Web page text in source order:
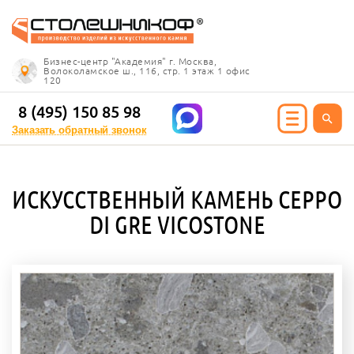
Бизнес-центр "Академия" г. Москва,
Волоколамское ш., 116, стр. 1 этаж 1 офис
120
8 (495) 150 85 98
Заказать обратный звонок
Info@stoleshnikof.ru
8 (495) 150 85 98
Заказать обратный
столешницы
под дерево
под мрамор
ИСКУССТВЕННЫЙ КАМЕНЬ CEPPO
DI GRE VICOSTONE